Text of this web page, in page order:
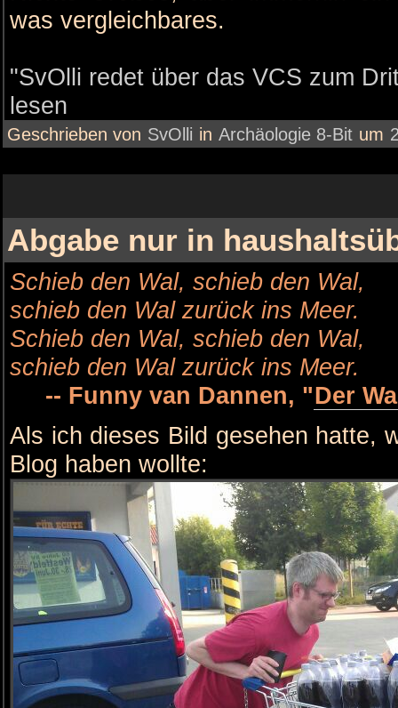
was vergleichbares.
"SvOlli redet über das VCS zum
lesen
Geschrieben von SvOlli in Archäologie 8-Bit um
Abgabe nur in
Schieb den Wal, schieb den Wal,
schieb den Wal zurück ins Meer.
Schieb den Wal, schieb den Wal,
schieb den Wal zurück ins Meer.
-- Funny van Dannen, "Der
Als ich dieses Bild gesehen hatte,
Blog haben wollte: